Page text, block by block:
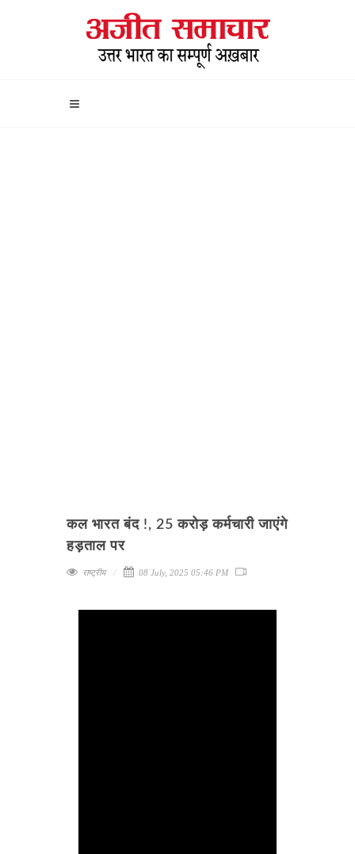
कल भारत बंद !, 25 करोड़ कर्मचारी जाएंगे
हड़ताल पर
राष्ट्रीय 08 July, 2025 05:46 PM